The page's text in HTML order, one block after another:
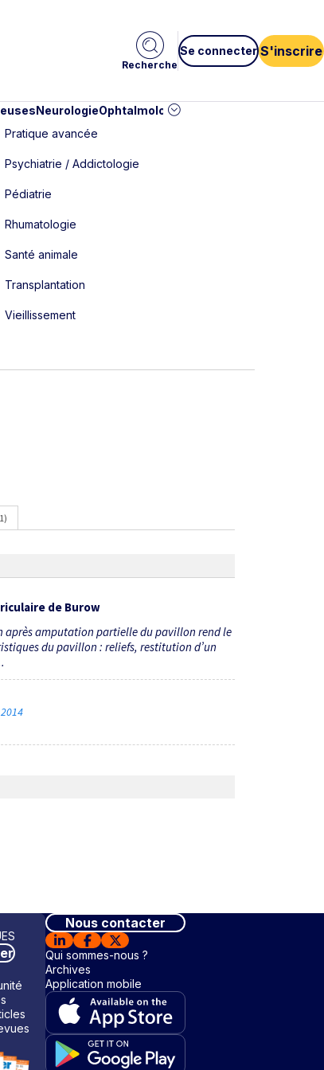
Recherche
Se connecter S'inscrire
NeurologieOphtalmologie
Pratique avancée
Psychiatrie / Addictologie
Pédiatrie
Rhumatologie
Santé animale
Transplantation
Vieillissement
de Burow
après amputation partielle du pavillon rend le
du pavillon : reliefs, restitution d’un
Nous contacter
Qui sommes-nous ?
Archives
Application mobile